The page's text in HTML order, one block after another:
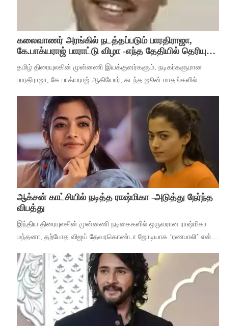
கலைவாணர் அரங்கில் நடத்தப்படும் பாரதிராஜா,
கே.பாக்யராஜ் பாராட்டு விழா -எந்த தேதியில் தெரியுமா
தமிழ் திரையுலகின் முன்னணி இயக்குனர்களும், நடிகர்களுமான
பாரதிராஜா, கே.பாக்யராஜ் ஆகியோர், கடந்த ஜூன் மாதங்களில்
சாதனைகளை பாராட்டி கவுரவிக்கும் வகையில்,
ஆக்சன் காட்சியில் நடித்த ராஷ்மிகா -அடுத்து நேர்ந்த
விபத்து
இந்திய திரையுலகின் முன்னணி நடிகைகளில் ஒருவரான ராஷ்மிகா
மந்தனா, தற்போத விஜய் தேவரகொண்டா ஜோடியாக ‘ரணபாலி’ என்ற
முக்கியத்துவம் கொண்ட ‘மைசா’ என்ற படத